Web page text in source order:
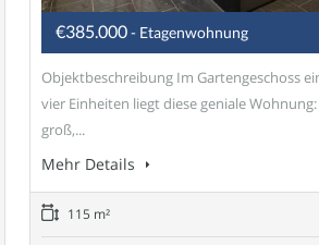
€385.000- Etagenwohnung
Objektbeschreibung Im Gartengeschoss
vier Einheiten liegt diese geniale
groß,...
Mehr Details
115 m²